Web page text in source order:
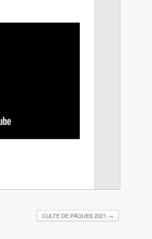
CULTE DE PÂQUES 2021 →